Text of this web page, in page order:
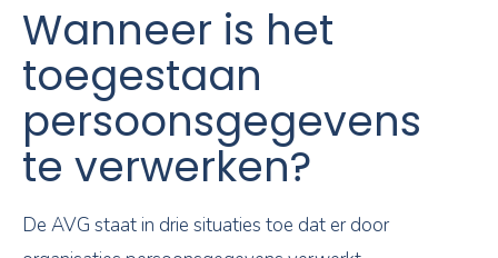
Wanneer is het
toegestaan
persoonsgegevens
te verwerken?
De AVG staat in drie situaties toe dat er door